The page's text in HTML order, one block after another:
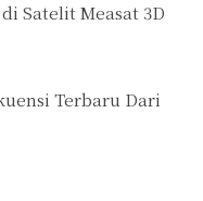
Satelit Measat 3D
Terbaru Dari